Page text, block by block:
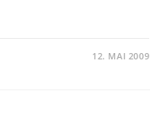
12. MAI 2009